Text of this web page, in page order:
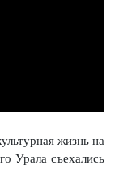
жизнь на
Урала съехались